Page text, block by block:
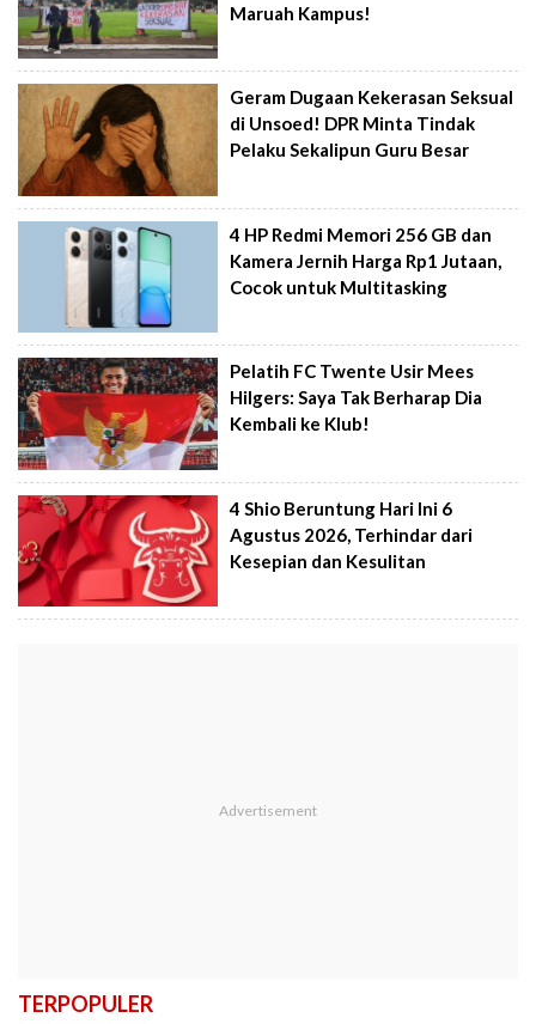
Maruah Kampus!
Geram Dugaan Kekerasan Seksual
di Unsoed! DPR Minta Tindak
Pelaku Sekalipun Guru Besar
4 HP Redmi Memori 256 GB dan
Kamera Jernih Harga Rp1 Jutaan,
Cocok untuk Multitasking
Pelatih FC Twente Usir Mees
Hilgers: Saya Tak Berharap Dia
Kembali ke Klub!
4 Shio Beruntung Hari Ini 6
Agustus 2026, Terhindar dari
Kesepian dan Kesulitan
TERPOPULER